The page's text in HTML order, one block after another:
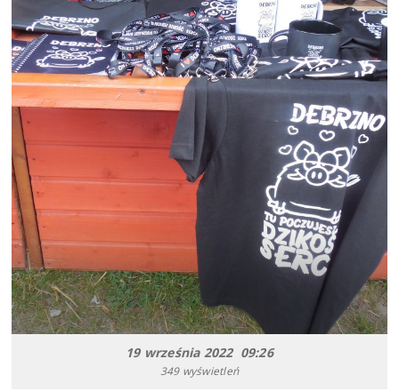
19 września 2022 09:26
349 wyświetleń